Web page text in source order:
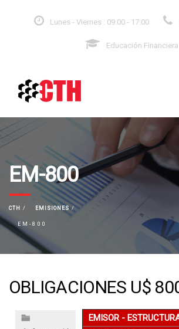
Lunes - Viernes : 09:00 - 17:00
Educación Financiera
EM-800
CTH EMISIONES
EM-800
OBLIGACIONES U$